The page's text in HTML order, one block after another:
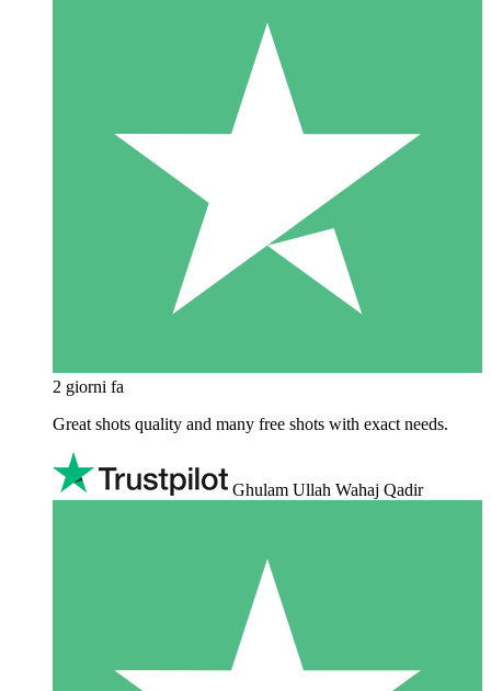
2 giorni fa
Great shots quality and many free shots with exact needs.
Ghulam Ullah Wahaj Qadir